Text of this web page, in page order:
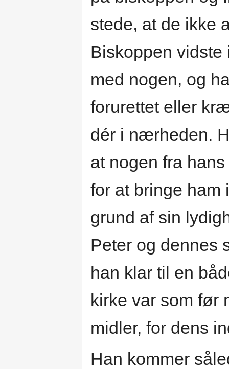
stede, at de ikke
Biskoppen vidste
med nogen, og
forurettet eller
dér i nærheden.
at nogen fra
for at bringe ham
grund af sin
Peter og
han klar til en
kirke var som før
midler, for dens
Han kommer